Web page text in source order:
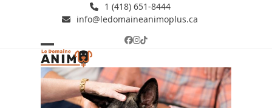
1 (418) 651-8444
info@ledomaineanimoplus.ca
Facebook
Instagram
Tiktok
Open
mobile
menu
Close
mobile
menu